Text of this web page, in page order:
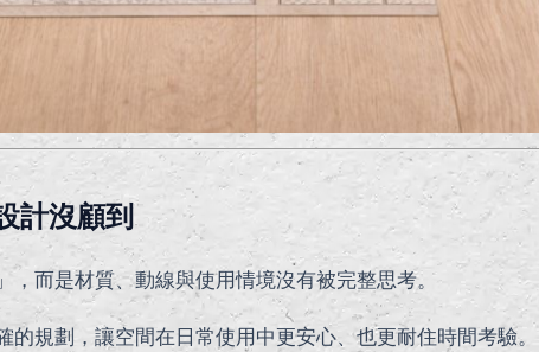
計沒顧到
而是材質、動線與使用情境沒有被完整思考。
的規劃，讓空間在日常使用中更安心、也更耐住時間考驗。